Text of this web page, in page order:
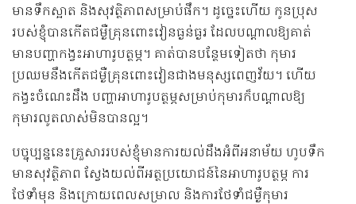
មានទឹកស្អាត និងសុវត្ថិភាពសម្រាប់ផឹក។ ដូច្នេះហើយ កូនប្រុស
របស់ខ្ញុំបានកើតជម្ងឺគ្រុនពោះវៀនធ្ងន់ធ្ងរ ដែលបណ្តាលឱ្យគាត់
មានបញ្ហាកង្វះអាហារូបត្ថម្ភ។ គាត់បានបន្ថែមទៀតថា កុមារ
ប្រឈមនឹងកើតជម្ងឺគ្រុនពោះវៀនជាងមនុស្សពេញវ័យ។ ហើយ
កង្វះចំណេះដឹង បញ្ហាអាហារូបត្ថម្ភសម្រាប់កុមារក៏បណ្តាលឱ្យ
កុមារលូតលាស់មិនបានល្អ។
បច្ចុប្បន្ននេះគ្រួសាររបស់ខ្ញុំមានការយល់ដឹងអំពីអនាម័យ ហូបទឹក
មានសុវត្ថិភាព​ ស្វែងយល់ពីអត្ថប្រយោជន៍នៃអាហារូបត្ថម្ភ ការ
ថែទាំមុន និងក្រោយពេលសម្រាល និងការថែទាំជម្ងឺកុមារ